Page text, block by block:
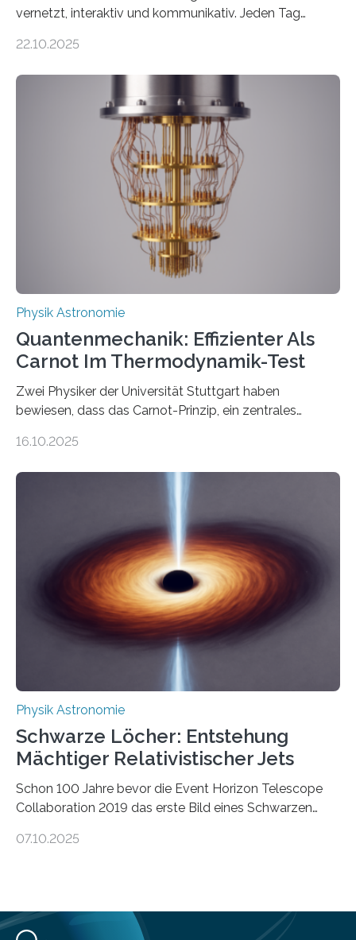
vernetzt, interaktiv und kommunikativ. Jeden Tag
oft von Autor*innen, die eng zusammenarbeiten. Neue
werden schnell weiterentwickelt. Dies ist der Alltag in
der Forschung der Quantentheorie, die dieses Jahr 100
Jahre alt geworden ist, weshalb die UNESCO 2025 zum
Internationalen Jahr der Quantenwissenschaft und -
technologie ausgerufen hat. Doch nun hat eine
internationale Forschungsgruppe um den
22.10.2025
Physik Astronomie
Quantenmechanik: Effizienter Als
Carnot Im Thermodynamik-Test
Zwei Physiker der Universität Stuttgart haben
bewiesen, dass das Carnot-Prinzip, ein zentrales
Größenordnung von Atomen gilt, deren physikalische
Quantenmotoren voranbringen. Das
Wissenschaftsjournal Science Advances veröffentlichte
die Herleitung. (DOI: 10.1126/sciadv.adw8462)
Verbrennungsmotoren oder Dampfturbinen sind
Wärmekraftmaschinen: Sie wandeln thermische
Energie in mechanische Bewegung um – oder anders
ausgedrückt, Wärme in Bewegung. In
quantenmechanischen Experimenten ist es in den…
16.10.2025
Physik Astronomie
Schwarze Löcher: Entstehung
Mächtiger Relativistischer Jets
Schon 100 Jahre bevor die Event Horizon Telescope
Collaboration 2019 das erste Bild eines Schwarzen
hatte der Astronom Heber Curtis einen seltsamen
werden auch von anderen Schwarzen Löchern
07.10.2025